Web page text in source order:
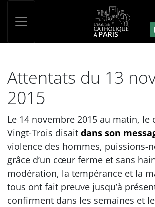
Attentats du 13
2015
Le 14 novembre 2015 au matin, le
Vingt-Trois disait dans son
violence des hommes, puissions-
grâce d’un cœur ferme et sans
modération, la tempérance et la
tous ont fait preuve jusqu’à
confirment dans les semaines et
Panneau de gestion des cookies